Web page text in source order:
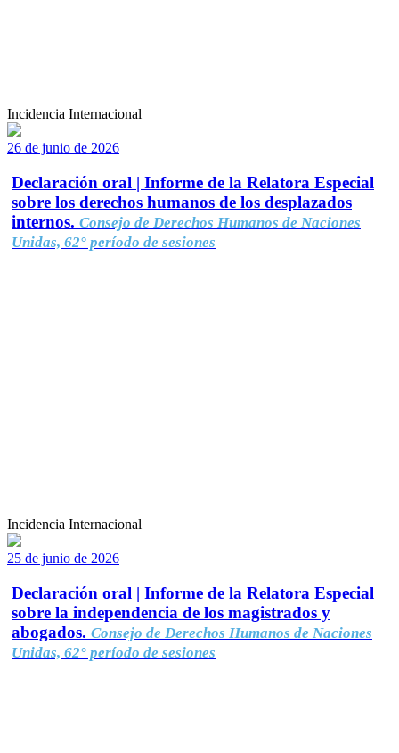
Incidencia Internacional
26 de junio de 2026
Declaración oral | Informe de la Relatora Especial
sobre los derechos humanos de los desplazados
internos. Consejo de Derechos Humanos de Naciones
Unidas, 62° período de sesiones
Incidencia Internacional
25 de junio de 2026
Declaración oral | Informe de la Relatora Especial
sobre la independencia de los magistrados y
abogados. Consejo de Derechos Humanos de Naciones
Unidas, 62° período de sesiones